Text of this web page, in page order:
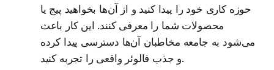
حوزه کاری خود را پیدا کنید و از آن‌ها بخواهید پیج یا
محصولات شما را معرفی کنند. این کار باعث
می‌شود به جامعه مخاطبان آن‌ها دسترسی پیدا کرده
و جذب فالوئر واقعی را تجربه کنید.